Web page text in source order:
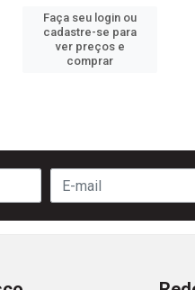
Faça seu login ou
cadastre-se para
ver preços e
comprar